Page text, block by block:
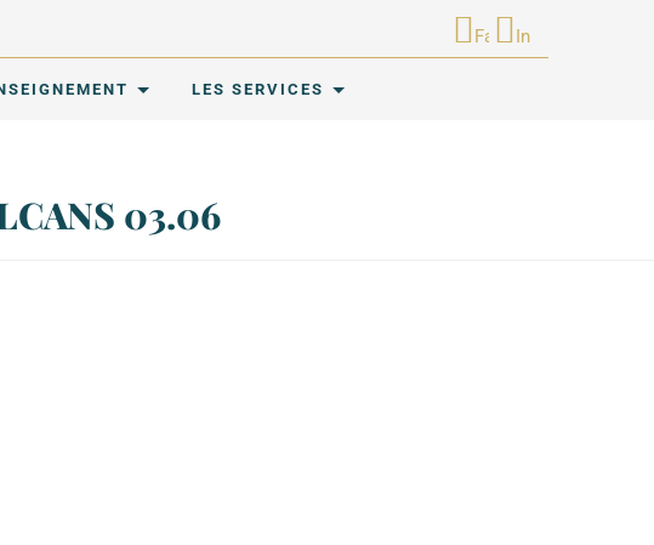
FacebookInstagram
LES SERVICES
03.06